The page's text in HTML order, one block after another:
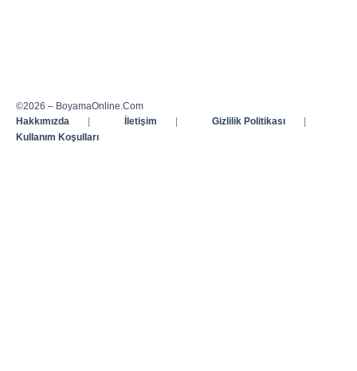
©2026 – BoyamaOnline.Com
Hakkımızda
| İletişim | Gizlilik Politikası
|
Kullanım Koşulları